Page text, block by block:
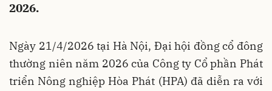
2026.
Ngày 21/4/2026 tại Hà Nội, Đại hội đồng cổ đông
thường niên năm 2026 của Công ty Cổ phần Phát
triển Nông nghiệp Hòa Phát (HPA) đã diễn ra với